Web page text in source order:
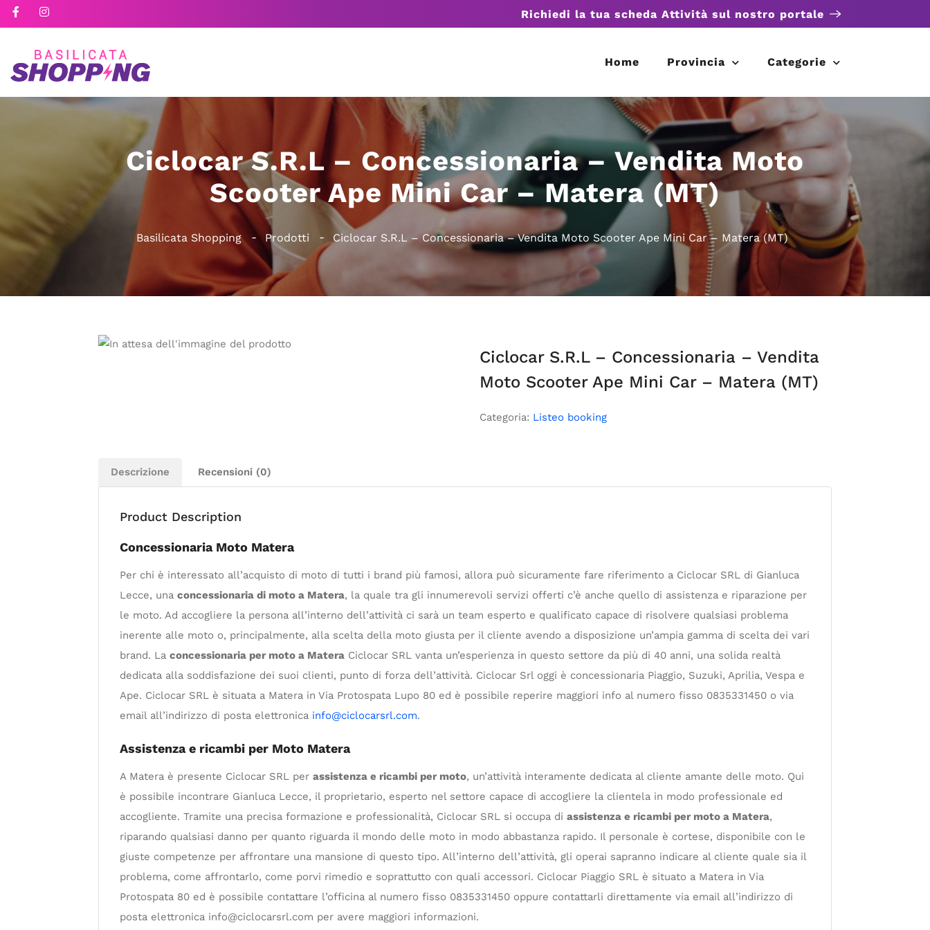
Richiedi la tua scheda Attività sul nostro portale
Home Provincia Categorie
Ciclocar S.R.L – Concessionaria – Vendita Moto
Scooter Ape Mini Car – Matera (MT)
Basilicata Shopping Prodotti Ciclocar S.R.L – Concessionaria – Vendita Moto Scooter Ape Mini Car – Matera (MT)
Ciclocar S.R.L – Concessionaria – Vendita
Moto Scooter Ape Mini Car – Matera (MT)
Categoria: Listeo booking
Descrizione Recensioni (0)
Product Description
Concessionaria Moto Matera
Per chi è interessato all’acquisto di moto di tutti i brand più famosi, allora può sicuramente fare riferimento a Ciclocar SRL di Gianluca
Lecce, una concessionaria di moto a Matera, la quale tra gli innumerevoli servizi offerti c’è anche quello di assistenza e riparazione per
le moto. Ad accogliere la persona all’interno dell’attività ci sarà un team esperto e qualificato capace di risolvere qualsiasi problema
inerente alle moto o, principalmente, alla scelta della moto giusta per il cliente avendo a disposizione un’ampia gamma di scelta dei vari
brand. La concessionaria per moto a Matera Ciclocar SRL vanta un’esperienza in questo settore da più di 40 anni, una solida realtà
dedicata alla soddisfazione dei suoi clienti, punto di forza dell’attività. Ciclocar Srl oggi è concessionaria Piaggio, Suzuki, Aprilia, Vespa e
Ape. Ciclocar SRL è situata a Matera in Via Protospata Lupo 80 ed è possibile reperire maggiori info al numero fisso 0835331450 o via
email all’indirizzo di posta elettronica info@ciclocarsrl.com.
Assistenza e ricambi per Moto Matera
A Matera è presente Ciclocar SRL per assistenza e ricambi per moto, un’attività interamente dedicata al cliente amante delle moto. Qui
è possibile incontrare Gianluca Lecce, il proprietario, esperto nel settore capace di accogliere la clientela in modo professionale ed
accogliente. Tramite una precisa formazione e professionalità, Ciclocar SRL si occupa di assistenza e ricambi per moto a Matera,
riparando qualsiasi danno per quanto riguarda il mondo delle moto in modo abbastanza rapido. Il personale è cortese, disponibile con le
giuste competenze per affrontare una mansione di questo tipo. All’interno dell’attività, gli operai sapranno indicare al cliente quale sia il
problema, come affrontarlo, come porvi rimedio e soprattutto con quali accessori. Ciclocar Piaggio SRL è situato a Matera in Via
Protospata 80 ed è possibile contattare l’officina al numero fisso 0835331450 oppure contattarli direttamente via email all’indirizzo di
posta elettronica info@ciclocarsrl.com per avere maggiori informazioni.